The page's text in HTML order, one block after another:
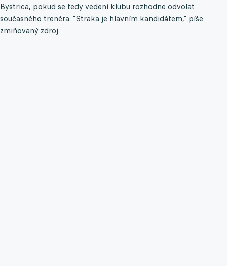
Bystrica, pokud se tedy vedení klubu rozhodne odvolat
současného trenéra. "Straka je hlavním kandidátem," píše
zmiňovaný zdroj.